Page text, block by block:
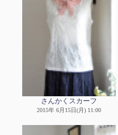
さんかくスカーフ
2015年 6月15日(月) 11:00